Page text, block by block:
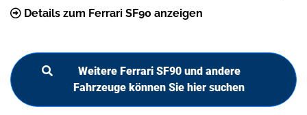
Details zum Ferrari SF90 anzeigen
Weitere Ferrari SF90 und andere
Fahrzeuge können Sie hier suchen